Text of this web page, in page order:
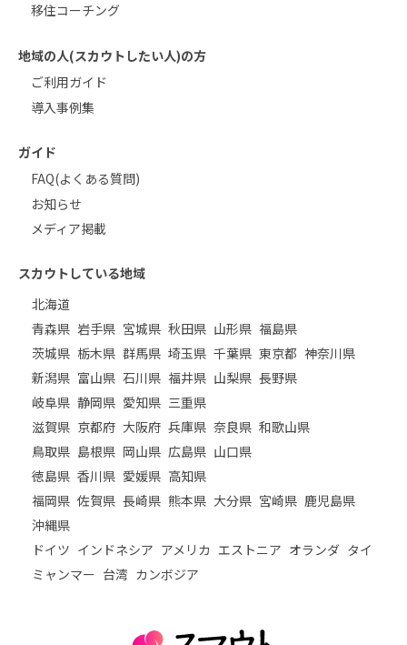
移住コーチング
地域の人(スカウトしたい人)の方
ご利用ガイド
導入事例集
ガイド
FAQ(よくある質問)
お知らせ
メディア掲載
スカウトしている地域
北海道
青森県 岩手県 宮城県 秋田県 山形県 福島県
茨城県 栃木県 群馬県 埼玉県 千葉県 東京都 神奈川県
新潟県 富山県 石川県 福井県 山梨県 長野県
岐阜県 静岡県 愛知県 三重県
滋賀県 京都府 大阪府 兵庫県 奈良県 和歌山県
鳥取県 島根県 岡山県 広島県 山口県
徳島県 香川県 愛媛県 高知県
福岡県 佐賀県 長崎県 熊本県 大分県 宮崎県 鹿児島県
沖縄県
ドイツ インドネシア アメリカ エストニア オランダ タイ
ミャンマー 台湾 カンボジア